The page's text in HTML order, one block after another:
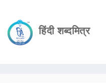
हिंदी शब्दमित्र